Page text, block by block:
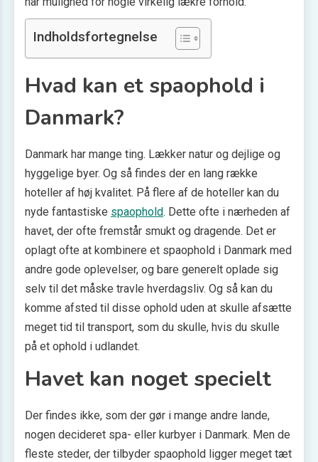
Indholdsfortegnelse
Hvad kan et spaophold i
Danmark?
Danmark har mange ting. Lækker natur og dejlige og
hyggelige byer. Og så findes der en lang række
hoteller af høj kvalitet. På flere af de hoteller kan du
nyde fantastiske spaophold. Dette ofte i nærheden af
havet, der ofte fremstår smukt og dragende. Det er
oplagt ofte at kombinere et spaophold i Danmark med
andre gode oplevelser, og bare generelt oplade sig
selv til det måske travle hverdagsliv. Og så kan du
komme afsted til disse ophold uden at skulle afsætte
meget tid til transport, som du skulle, hvis du skulle
på et ophold i udlandet.
Havet kan noget specielt
Der findes ikke, som der gør i mange andre lande,
nogen decideret spa- eller kurbyer i Danmark. Men de
fleste steder, der tilbyder spaophold ligger meget tæt